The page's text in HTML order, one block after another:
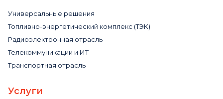
Универсальные решения
Топливно-энергетический комплекс (ТЭК)
Радиоэлектронная отрасль
Телекоммуникации и ИТ
Транспортная отрасль
Услуги